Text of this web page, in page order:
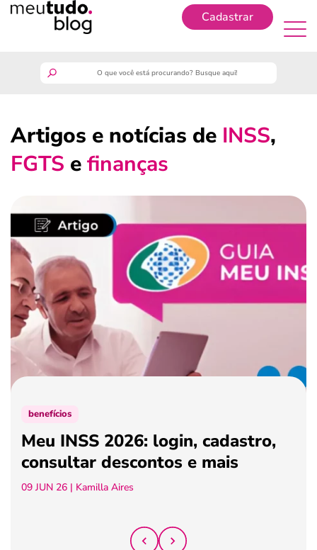
Cadastrar
guia do trabalhador
benefícios
crédito fácil
últimas notícias
ferramentas
Artigos e notícias de INSS,
FGTS efinanças
benefícios
Meu INSS 2026: login, cadastro,
consultar descontos e mais
09 JUN 26 | Kamilla Aires